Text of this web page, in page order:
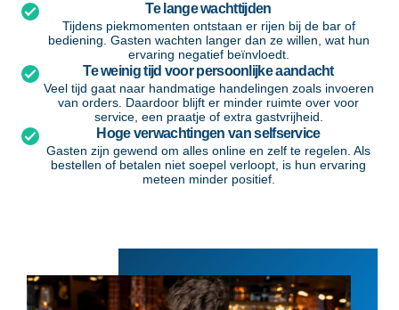
Te lange wachttijden
Tijdens piekmomenten ontstaan er rijen bij de bar of
bediening. Gasten wachten langer dan ze willen, wat hun
ervaring negatief beïnvloedt.
Te weinig tijd voor persoonlijke aandacht
Veel tijd gaat naar handmatige handelingen zoals invoeren
van orders. Daardoor blijft er minder ruimte over voor
service, een praatje of extra gastvrijheid.
Hoge verwachtingen van selfservice
Gasten zijn gewend om alles online en zelf te regelen. Als
bestellen of betalen niet soepel verloopt, is hun ervaring
meteen minder positief.